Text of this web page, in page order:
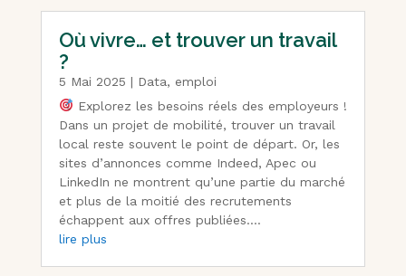
Où vivre… et trouver un travail
?
5 Mai 2025 | Data, emploi
Explorez les besoins réels des employeurs !
Dans un projet de mobilité, trouver un travail
local reste souvent le point de départ. Or, les
sites d’annonces comme Indeed, Apec ou
LinkedIn ne montrent qu’une partie du marché
et plus de la moitié des recrutements
échappent aux offres publiées....
lire plus